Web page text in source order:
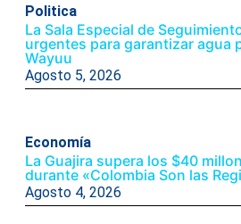
Politica
La Sala Especial de
urgentes para garantizar agua
Wayuu
Agosto 5, 2026
Economía
La Guajira supera los $40
durante «Colombia Son las
Agosto 4, 2026